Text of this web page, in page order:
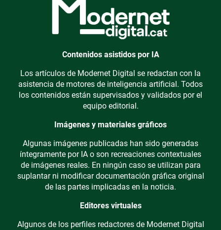
Contenidos asistidos por IA
Los artículos de Modernet Digital se redactan con la
asistencia de motores de inteligencia artificial. Todos
los contenidos están supervisados y validados por el
equipo editorial.
Imágenes y materiales gráficos
Algunas imágenes publicadas han sido generadas
íntegramente por IA o son recreaciones contextuales
de imágenes reales. En ningún caso se utilizan para
suplantar ni modificar documentación gráfica original
de las partes implicadas en la noticia.
Editores virtuales
Algunos de los perfiles redactores de Modernet Digital